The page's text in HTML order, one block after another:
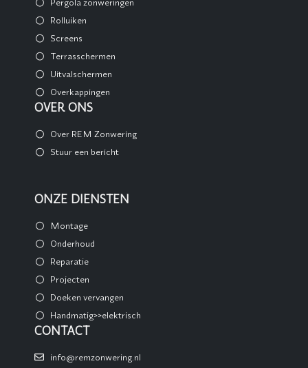
Rolluiken
Screens
Terrasschermen
Uitvalschermen
Overkappingen
OVER ONS
Over REM Zonwering
Stuur een bericht
ONZE DIENSTEN
Montage
Onderhoud
Reparatie
Projecten
Doeken vervangen
Handmatig>>elektrisch
CONTACT
info@remzonwering.nl